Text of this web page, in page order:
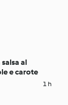
al
e carote
1 h